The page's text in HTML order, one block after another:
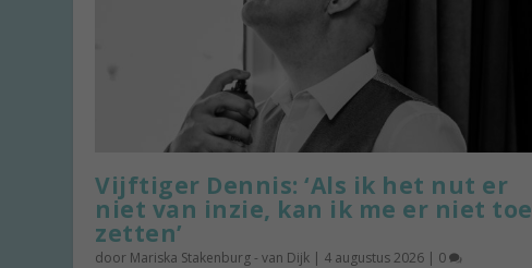
Vijftiger Dennis: ‘Als ik het nut er
niet van inzie, kan ik me er niet toe
zetten’
door Mariska Stakenburg - van Dijk | 4 augustus 2026 | 0